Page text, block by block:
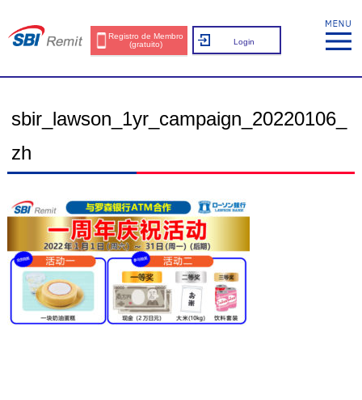
Registro de Membro
(gratuito)
Login
sbir_lawson_1yr_campaign_20220106_
zh